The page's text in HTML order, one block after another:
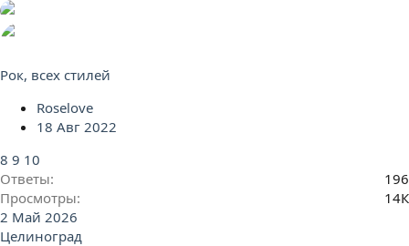
Рок, всех стилей
Roselove
18 Авг 2022
8 9 10
Ответы
196
Просмотры
14К
2 Май 2026
Целиноград